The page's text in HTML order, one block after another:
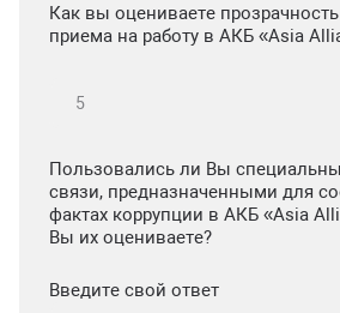
Как вы оцениваете
приема на работу в АКБ «Asia
Пользовались ли Вы
связи, предназначенными для
фактах коррупции в АКБ «Asia
Вы их оцениваете?
Введите свой ответ